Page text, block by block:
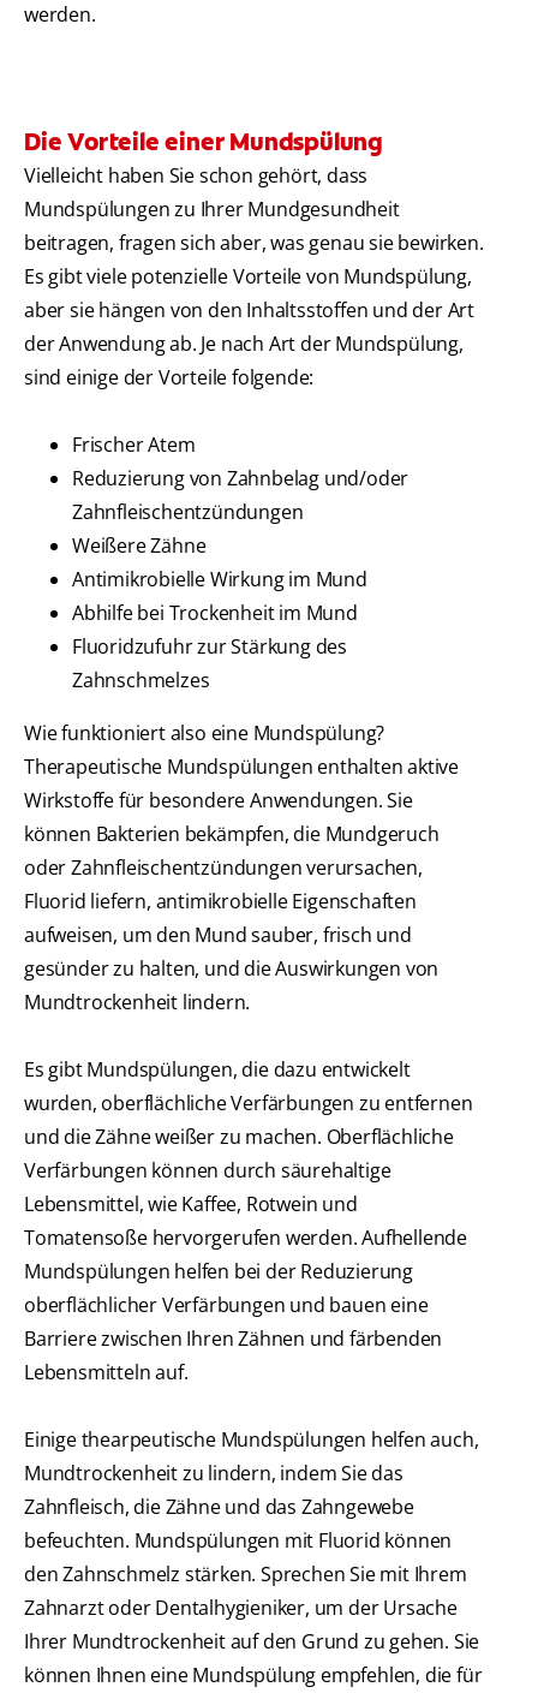
werden.
Die Vorteile einer Mundspülung
Vielleicht haben Sie schon gehört, dass
Mundspülungen zu Ihrer Mundgesundheit
beitragen, fragen sich aber, was genau sie bewirken.
Es gibt viele potenzielle Vorteile von Mundspülung,
aber sie hängen von den Inhaltsstoffen und der Art
der Anwendung ab. Je nach Art der Mundspülung,
sind einige der Vorteile folgende:
Frischer Atem
Reduzierung von Zahnbelag und/oder
Zahnfleischentzündungen
Weißere Zähne
Antimikrobielle Wirkung im Mund
Abhilfe bei Trockenheit im Mund
Fluoridzufuhr zur Stärkung des
Zahnschmelzes
Wie funktioniert also eine Mundspülung?
Therapeutische Mundspülungen enthalten aktive
Wirkstoffe für besondere Anwendungen. Sie
können Bakterien bekämpfen, die Mundgeruch
oder Zahnfleischentzündungen verursachen,
Fluorid liefern, antimikrobielle Eigenschaften
aufweisen, um den Mund sauber, frisch und
gesünder zu halten, und die Auswirkungen von
Mundtrockenheit lindern.
Es gibt Mundspülungen, die dazu entwickelt
wurden, oberflächliche Verfärbungen zu entfernen
und die Zähne weißer zu machen. Oberflächliche
Verfärbungen können durch säurehaltige
Lebensmittel, wie Kaffee, Rotwein und
Tomatensoße hervorgerufen werden. Aufhellende
Mundspülungen helfen bei der Reduzierung
oberflächlicher Verfärbungen und bauen eine
Barriere zwischen Ihren Zähnen und färbenden
Lebensmitteln auf.
Einige thearpeutische Mundspülungen helfen auch,
Mundtrockenheit zu lindern, indem Sie das
Zahnfleisch, die Zähne und das Zahngewebe
befeuchten. Mundspülungen mit Fluorid können
den Zahnschmelz stärken. Sprechen Sie mit Ihrem
Zahnarzt oder Dentalhygieniker, um der Ursache
Ihrer Mundtrockenheit auf den Grund zu gehen. Sie
können Ihnen eine Mundspülung empfehlen, die für